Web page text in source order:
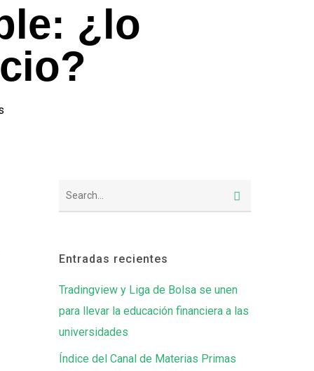
¿lo
Entradas recientes
Tradingview y Liga de Bolsa se unen
para llevar la educación financiera a las
universidades
Índice del Canal de Materias Primas